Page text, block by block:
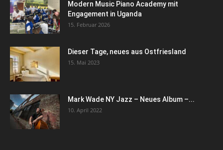
Modern Music Piano Academy mit
Engagement in Uganda
15. Februar 2026
Dieser Tage, neues aus Ostfriesland
15. Mai 2023
Mark Wade NY Jazz – Neues Album –...
10. April 2022